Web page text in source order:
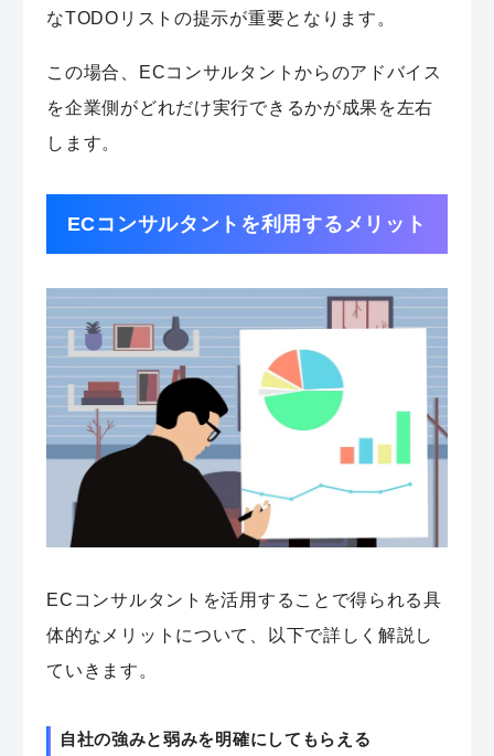
なTODOリストの提示が重要となります。
この場合、ECコンサルタントからのアドバイス
を企業側がどれだけ実行できるかが成果を左右
します。
ECコンサルタントを利用するメリット
ECコンサルタントを活用することで得られる具
体的なメリットについて、以下で詳しく解説し
ていきます。
自社の強みと弱みを明確にしてもらえる